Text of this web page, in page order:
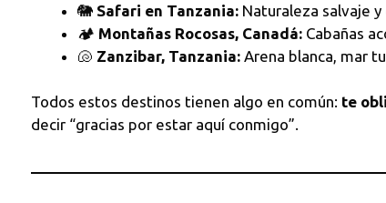
🐘 Safari en Tanzania: Naturaleza salvaje
🏕️ Montañas Rocosas, Canadá: Cabañas
🐚 Zanzibar, Tanzania: Arena blanca, mar
Todos estos destinos tienen algo en común: te
decir “gracias por estar aquí conmigo”.